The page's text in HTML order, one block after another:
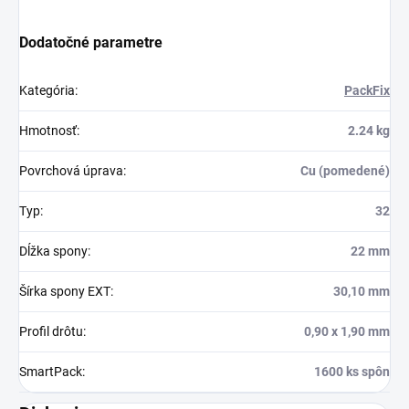
Dodatočné parametre
Kategória: PackFix
Hmotnosť: 2.24 kg
Povrchová úprava: Cu (pomedené)
Typ: 32
Dĺžka spony: 22 mm
Šírka spony EXT: 30,10 mm
Profil drôtu: 0,90 x 1,90 mm
SmartPack: 1600 ks spôn